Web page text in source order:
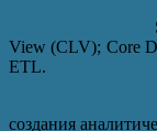
View (CLV); Core
ETL.
создания